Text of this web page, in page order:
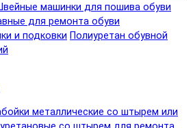
машинки для пошива обуви
для ремонта обуви
и подковки Полиуретан обувной
металлические со штырем или